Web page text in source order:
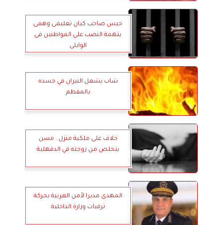
حبس صاحب كيان تعليمى وهمى
بتهمة النصب على المواطنين فى
الوايلى
شاب يشعل النيران في جسده
بالمقطم
خلاف على ملكية منزل.. مسن
يتخلص من زوجته في الدقهلية
المهدى مديرا لأمن الغربية بحركة
ترقيات وزارة الداخلية